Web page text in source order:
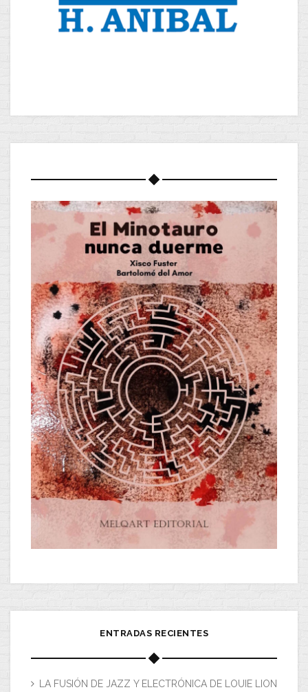
ENTRADAS RECIENTES
LA FUSIÓN DE JAZZ Y ELECTRÓNICA DE LOUIE LION